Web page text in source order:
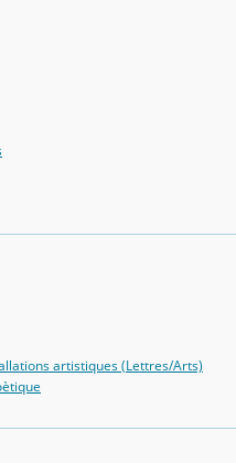
artistiques (Lettres/Arts)